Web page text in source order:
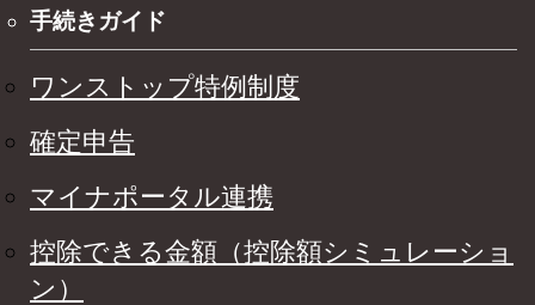
手続きガイド
ワンストップ特例制度
確定申告
マイナポータル連携
控除できる金額（控除額シミュレーショ
ン）